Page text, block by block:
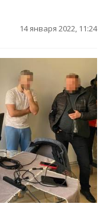
14 января 2022, 11:24